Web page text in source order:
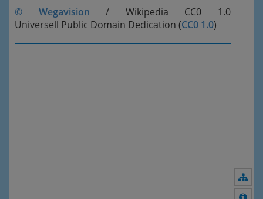
© Wegavision / Wikipedia CC0 1.0
Universell Public Domain Dedication (CC0 1.0)